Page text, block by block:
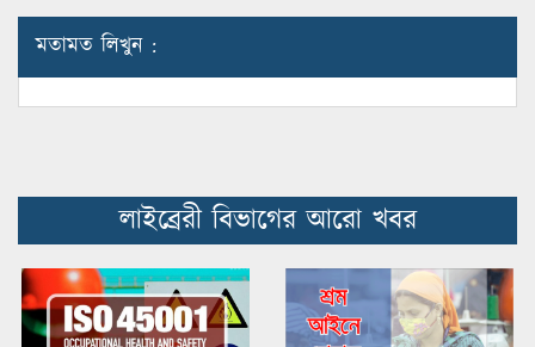
মতামত লিখুন :
লাইব্রেরী বিভাগের আরো খবর